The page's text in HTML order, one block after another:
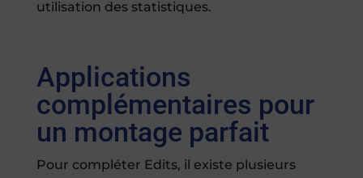
utilisation des statistiques.
Applications
complémentaires pour
un montage parfait
Pour compléter Edits, il existe plusieurs